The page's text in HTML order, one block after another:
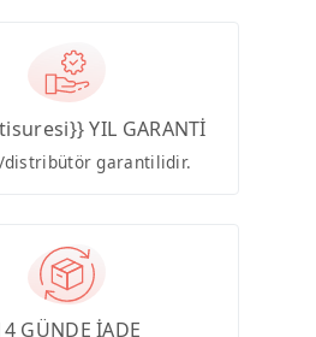
YIL GARANTİ
garantilidir.
GÜNDE İADE